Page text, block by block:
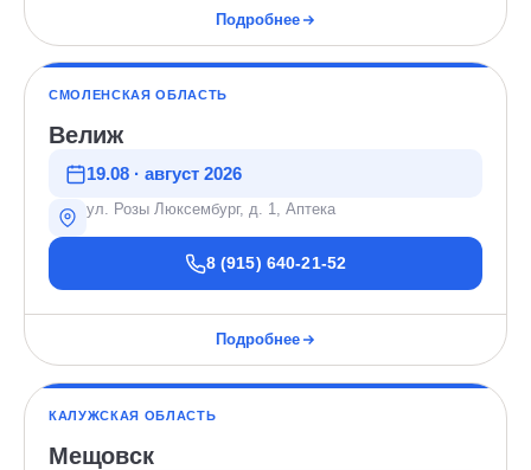
Подробнее
СМОЛЕНСКАЯ ОБЛАСТЬ
Велиж
19.08 · август 2026
ул. Розы Люксембург, д. 1, Аптека
8 (915) 640-21-52
Подробнее
КАЛУЖСКАЯ ОБЛАСТЬ
Мещовск